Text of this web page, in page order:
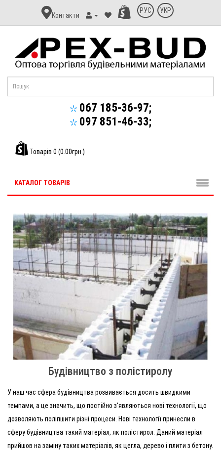
Контакт
Апекс-
Контакти
РУС УКР
067 185-36-97;
097 851-46-33;
Товарів 0 (0.00грн.)
КАТАЛОГ ТОВАРІВ
Будівництво з полістиролу
У наш час сфера будівництва розвивається досить швидкими
темпами, а це значить, що постійно з'являються нові технології, що
дозволяють поліпшити різні процеси. Нові технології принесли в
сферу будівництва такий матеріал, як полістирол. Даний матеріал
прийшов на заміну таких матеріалів, як цегла, дерево і плити з бетону.